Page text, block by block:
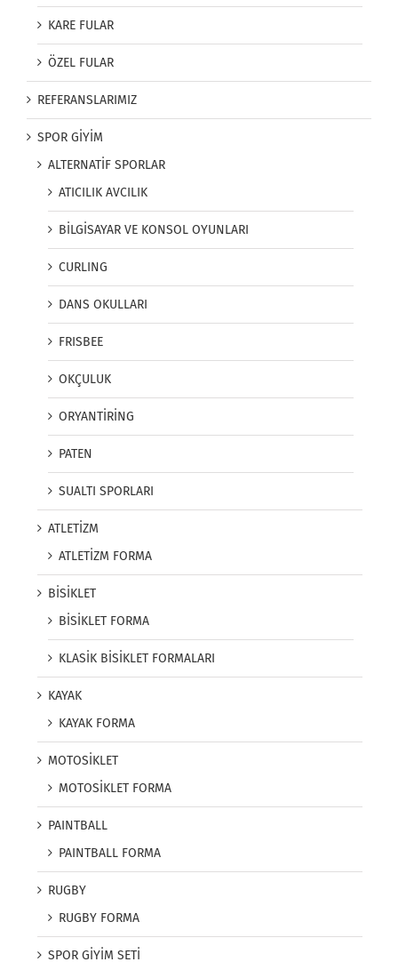
KARE FULAR
ÖZEL FULAR
REFERANSLARIMIZ
SPOR GİYİM
ALTERNATİF SPORLAR
ATICILIK AVCILIK
BİLGİSAYAR VE KONSOL OYUNLARI
CURLING
DANS OKULLARI
FRISBEE
OKÇULUK
ORYANTİRİNG
PATEN
SUALTI SPORLARI
ATLETİZM
ATLETİZM FORMA
BİSİKLET
BİSİKLET FORMA
KLASİK BİSİKLET FORMALARI
KAYAK
KAYAK FORMA
MOTOSİKLET
MOTOSİKLET FORMA
PAINTBALL
PAINTBALL FORMA
RUGBY
RUGBY FORMA
SPOR GİYİM SETİ